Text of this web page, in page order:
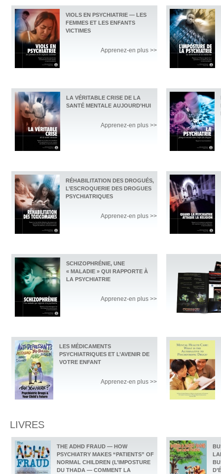
VIOLS EN PSYCHIATRIE — LES
FEMMES ET LES ENFANTS
VICTIMES
Apprenez-en plus >>
LA VÉRITABLE CRISE DE LA
SANTÉ MENTALE AUJOURD’HUI
Apprenez-en plus >>
RÉHABILITATION DES DROGUÉS,
L’ESCROQUERIE DES DROGUES
PSYCHIATRIQUES
Apprenez-en plus >>
SCHIZOPHRÉNIE, UNE
« MALADIE » QUI RAPPORTE À
LA PSYCHIATRIE
Apprenez-en plus >>
LES MÉDICAMENTS
PSYCHIATRIQUES ET L’AVENIR DE
VOTRE ENFANT
Apprenez-en plus >>
LIVRES
THE ADHD FRAUD — HOW
PSYCHIATRY MAKES “PATIENTS” OF
NORMAL CHILDREN (L’IMPOSTURE
DU THADA — COMMENT LA